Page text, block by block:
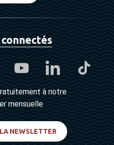
à notre
mensuelle
NEWSLETTER